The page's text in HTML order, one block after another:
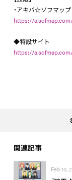
・アキバ☆ソフマップ
https://
◆特設サイト
https://
関連記事
Feb 10,